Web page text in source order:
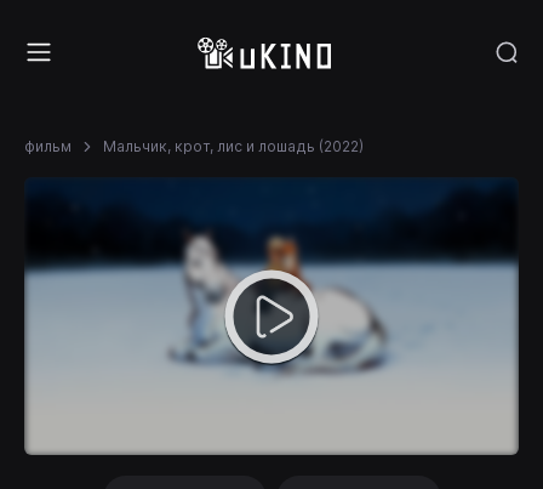
фильм Мальчик, крот, лис и лошадь (2022)